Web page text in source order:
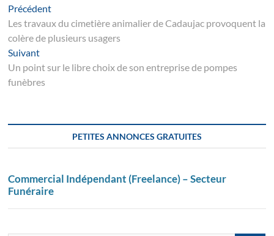
Navigation
de
l’article
PrécédentArticle
suivant
Les travaux du cimetière animalier de Cadaujac provoquent la
colère de plusieurs usagers
SuivantSuivant
post:
Un point sur le libre choix de son entreprise de pompes
funèbres
PETITES ANNONCES GRATUITES
Commercial Indépendant (Freelance) – Secteur
Funéraire